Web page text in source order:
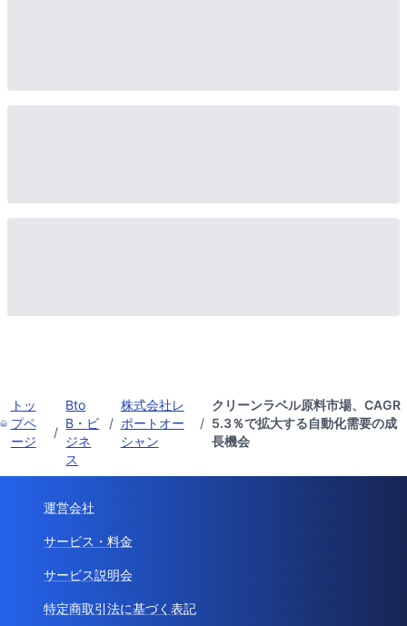
トッ
プペ
ージ
/
Bto
B・ビ
ジネ
ス
/
株式会社レ
ポートオー
シャン
/
クリーンラベル原料市場、CAGR
5.3％で拡大する自動化需要の成
長機会
運営会社
サービス・料金
サービス説明会
特定商取引法に基づく表記